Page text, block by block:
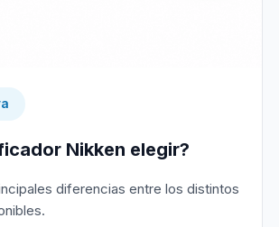
Nikken elegir?
diferencias entre los distintos